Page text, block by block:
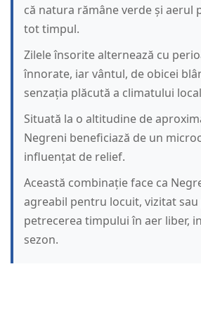
că natura rămâne verde și aerul
tot timpul.
Zilele însorite alternează cu
înnorate, iar vântul, de obicei
senzația plăcută a climatului
Situată la o altitudine de
Negreni beneficiază de un
influențat de relief.
Această combinație face ca
agreabil pentru locuit, vizitat
petrecerea timpului în aer liber,
sezon.